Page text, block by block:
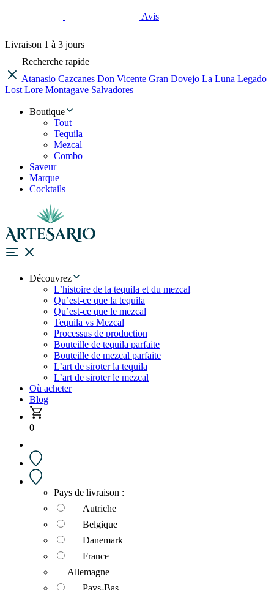
Avis
Livraison 1 à 3 jours
Recherche rapide
Atanasio Cazcanes Don Vicente Gran Dovejo La Luna Legado
Lost Lore Montagave Salvadores
Boutique
Tout
Tequila
Mezcal
Combo
Saveur
Marque
Cocktails
Découvrez
L’histoire de la tequila et du mezcal
Qu’est-ce que la tequila
Qu’est-ce que le mezcal
Tequila vs Mezcal
Processus de production
Bouteille de tequila parfaite
Bouteille de mezcal parfaite
L’art de siroter la tequila
L’art de siroter le mezcal
Où acheter
Blog
0
Pays de livraison :
Autriche
Belgique
Danemark
France
Allemagne
Pays-Bas